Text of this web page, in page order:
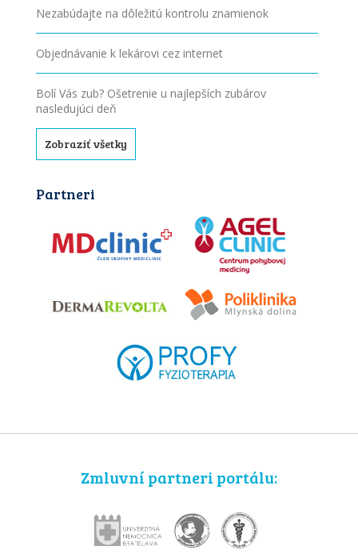
Nezabúdajte na dôležitú kontrolu znamienok
Objednávanie k lekárovi cez internet
Bolí Vás zub? Ošetrenie u najlepších zubárov
nasledujúci deň
Zobraziť všetky
Partneri
Zmluvní partneri portálu: